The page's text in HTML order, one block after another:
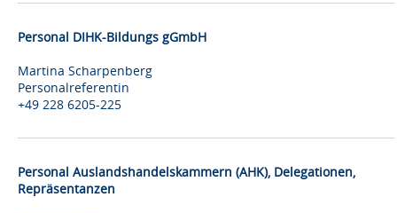
Personal DIHK-Bildungs gGmbH
Martina Scharpenberg
Personalreferentin
+49 228 6205-225
Personal Auslandshandelskammern (AHK), Delegationen,
Repräsentanzen